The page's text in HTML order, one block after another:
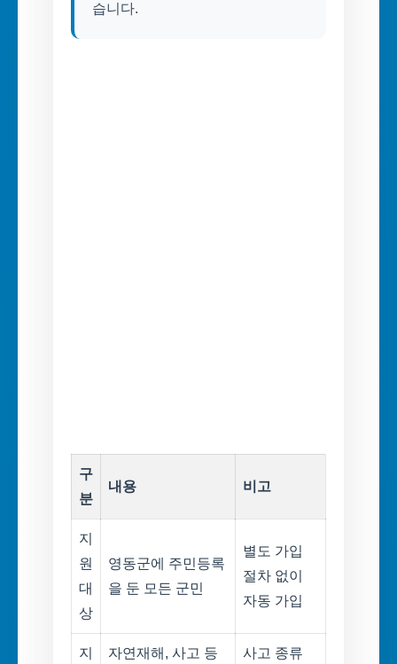
습니다.
구
분
내용 비고
지
원
대
상
영동군에 주민등록
을 둔 모든 군민
별도 가입
절차 없이
자동 가입
지
자연재해, 사고 등
사고 종류